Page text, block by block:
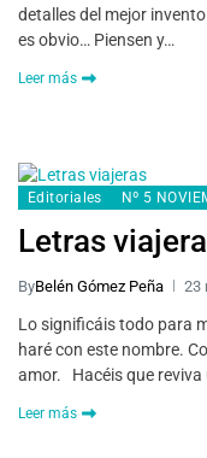
detalles del mejor
es obvio… Piensen y…
Leer más
Editoriales Nº 5
Letras
ByBelén Gómez Peña 23
Lo significáis todo para
haré con este nombre.
amor. Hacéis que reviva
Leer más